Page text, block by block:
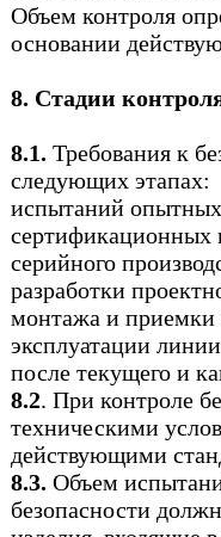
Объем контроля
основании
8. Стадии
8.1. Требования к
следующих этапах:
испытаний опытных
сертификационных
серийного
разработки
монтажа и приемки
эксплуатации
после текущего и
8.2. При контроле
техническими
действующими
8.3. Объем
безопасности